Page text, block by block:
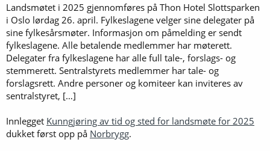
Landsmøtet i 2025 gjennomføres på Thon Hotel Slottsparken
i Oslo lørdag 26. april. Fylkeslagene velger sine delegater på
sine fylkesårsmøter. Informasjon om påmelding er sendt
fylkeslagene. Alle betalende medlemmer har møterett.
Delegater fra fylkeslagene har alle full tale-, forslags- og
stemmerett. Sentralstyrets medlemmer har tale- og
forslagsrett. Andre personer og komiteer kan inviteres av
sentralstyret, […]
Innlegget Kunngjøring av tid og sted for landsmøte for 2025
dukket først opp på Norbrygg.